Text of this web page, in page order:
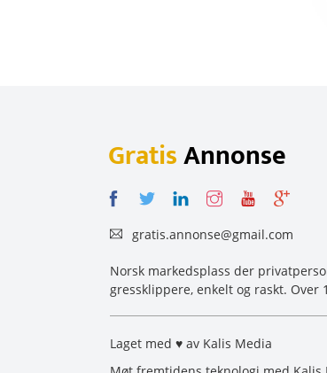
GratisAnnonse
gratis.annonse@gmail.com
Norsk markedsplass der
gressklippere, enkelt og raskt.
Laget med ♥ av Kalis Media